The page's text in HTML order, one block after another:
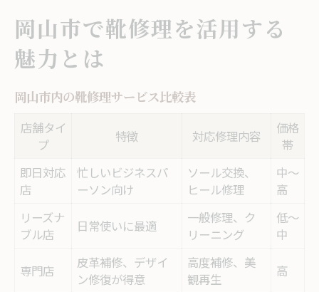
岡山市で靴修理を活用する
魅力とは
岡山市内の靴修理サービス比較表
店舗タイ
プ
特徴 対応修理内容
価格
帯
即日対応
店
忙しいビジネスパ
ーソン向け
ソール交換、
ヒール修理
中〜
高
リーズナ
ブル店
日常使いに最適
一般修理、ク
リーニング
低〜
中
専門店
皮革補修、デザイ
ン修復が得意
高度補修、美
観再生
高